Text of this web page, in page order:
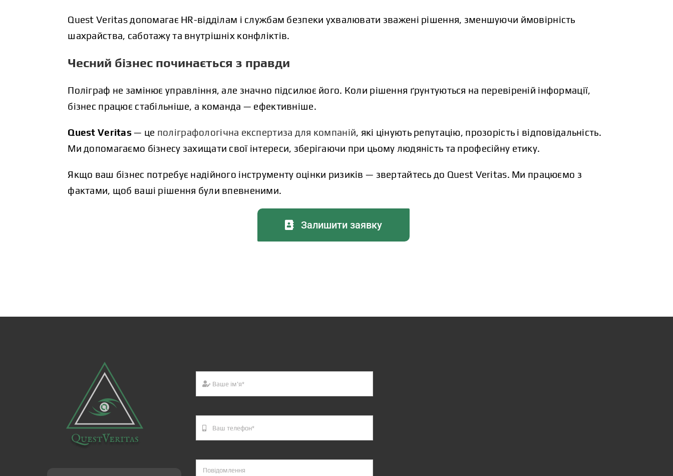
Quest Veritas допомагає HR-відділам і службам безпеки ухвалювати зважені рішення, зменшуючи ймовірність
шахрайства, саботажу та внутрішніх конфліктів.
Чесний бізнес починається з правди
Поліграф не замінює управління, але значно підсилює його. Коли рішення ґрунтуються на перевіреній інформації,
бізнес працює стабільніше, а команда — ефективніше.
Quest Veritas— це поліграфологічна експертиза для компаній, які цінують репутацію, прозорість і відповідальність.
Ми допомагаємо бізнесу захищати свої інтереси, зберігаючи при цьому людяність та професійну етику.
Якщо ваш бізнес потребує надійного інструменту оцінки ризиків — звертайтесь до Quest Veritas. Ми працюємо з
фактами, щоб ваші рішення були впевненими.
Залишити заявку